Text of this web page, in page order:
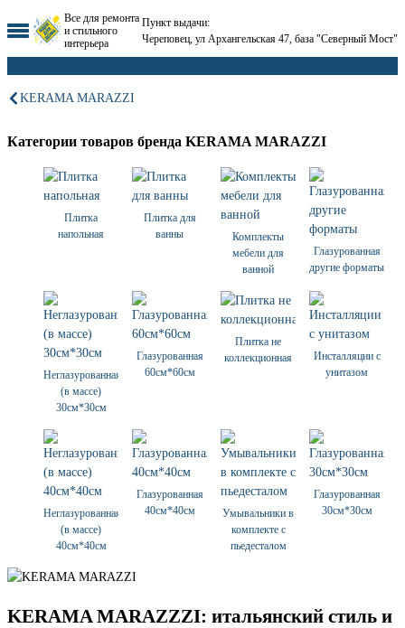
Все для ремонта
и стильного
интерьера
Пункт выдачи:
Череповец, ул Архангельская 47, база "Северный Мост"
KERAMA MARAZZI
Категории товаров бренда KERAMA MARAZZI
Плитка
напольная
Плитка для
ванны
Комплекты
мебели для
ванной
Глазурованная
другие форматы
Неглазурованная
(в массе)
30см*30см
Глазурованная
60см*60см
Плитка не
коллекционная
Инсталляции с
унитазом
Неглазурованная
(в массе)
40см*40см
Глазурованная
40см*40см
Умывальники в
комплекте с
пьедесталом
Глазурованная
30см*30см
KERAMA MARAZZZI: итальянский стиль и